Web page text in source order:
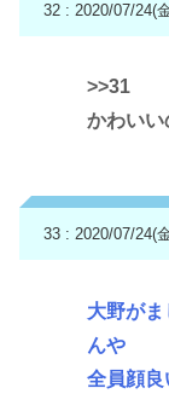
32 : 2020/07/24(
>>31
かわいい
33 : 2020/07/24(
大野が
んや
全員顔良